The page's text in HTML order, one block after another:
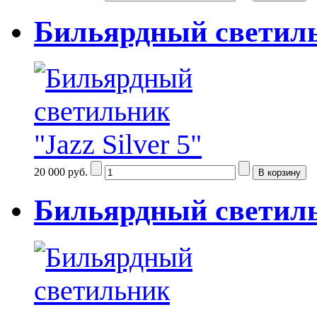
Бильярдный
20 000 руб.
Бильярдный